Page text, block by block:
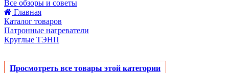
Все обзоры и советы
Главная
Каталог товаров
Патронные нагреватели
Круглые ТЭНП
Просмотреть все товары этой категории